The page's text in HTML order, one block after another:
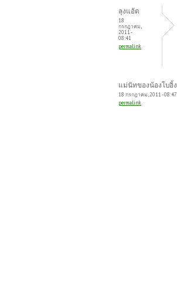
ลุงแอ้ด
18
กรกฎาคม,
2011 -
08:41
permalink
แม่นัทของน้องโบอิ้ง
18 กรกฎาคม, 2011 - 08:47
permalink